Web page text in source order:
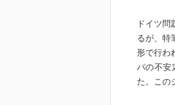
ドイツ
るが、特
形で行わ
パの不安
た。この